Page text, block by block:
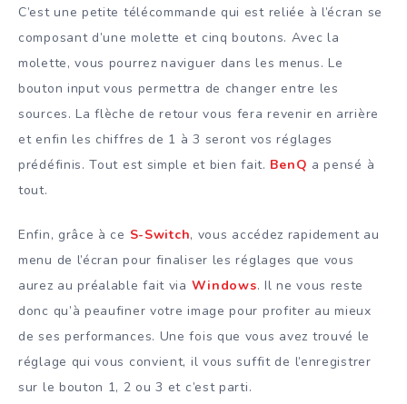
C’est une petite télécommande qui est reliée à l’écran se
composant d’une molette et cinq boutons. Avec la
molette, vous pourrez naviguer dans les menus. Le
bouton input vous permettra de changer entre les
sources. La flèche de retour vous fera revenir en arrière
et enfin les chiffres de 1 à 3 seront vos réglages
prédéfinis. Tout est simple et bien fait. BenQ a pensé à
tout.
Enfin, grâce à ce S-Switch, vous accédez rapidement au
menu de l’écran pour finaliser les réglages que vous
aurez au préalable fait via Windows. Il ne vous reste
donc qu’à peaufiner votre image pour profiter au mieux
de ses performances. Une fois que vous avez trouvé le
réglage qui vous convient, il vous suffit de l’enregistrer
sur le bouton 1, 2 ou 3 et c’est parti.